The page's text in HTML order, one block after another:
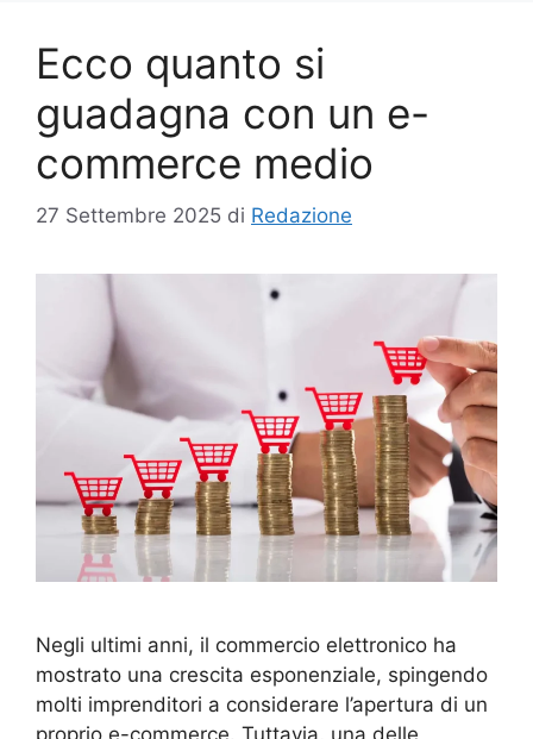
Ecco quanto si
guadagna con un e-
commerce medio
27 Settembre 2025 di Redazione
Negli ultimi anni, il commercio elettronico ha
mostrato una crescita esponenziale, spingendo
molti imprenditori a considerare l’apertura di un
proprio e-commerce. Tuttavia, una delle